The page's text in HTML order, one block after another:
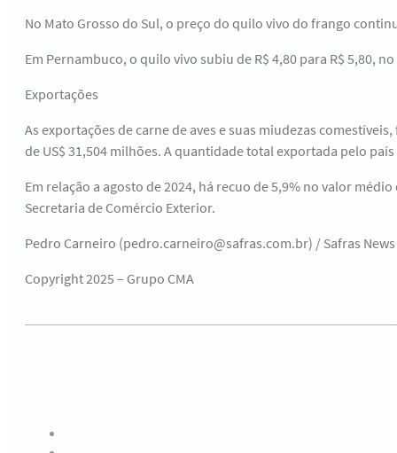
No Mato Grosso do Sul, o preço do quilo vivo do frango
Em Pernambuco, o quilo vivo subiu de R$ 4,80 para R$ 5,80,
Exportações
As exportações de carne de aves e suas miudezas
de US$ 31,504 milhões. A quantidade total exportada pelo
Em relação a agosto de 2024, há recuo de 5,9% no valor
Secretaria de Comércio Exterior.
Pedro Carneiro (pedro.carneiro@safras.com.br) / Safras News
Copyright 2025 – Grupo CMA